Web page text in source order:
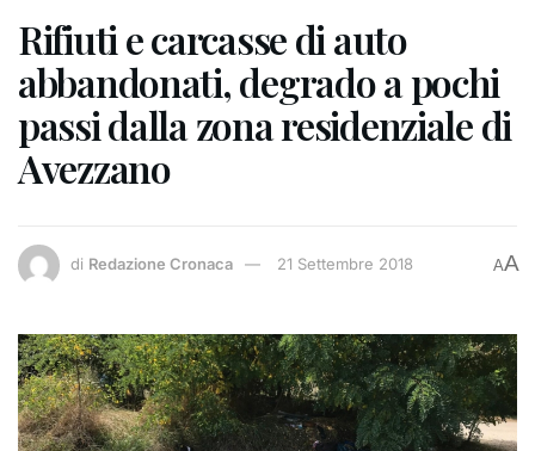
Rifiuti e carcasse di auto
abbandonati, degrado a pochi
passi dalla zona residenziale di
Avezzano
di Redazione Cronaca 21 Settembre 2018 AA